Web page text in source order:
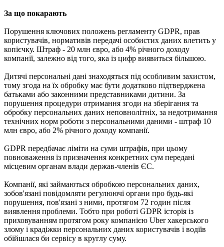
За що покарають
Порушення ключових положень регламенту GDPR, прав
користувачів, нормативів передачі особистих даних влетить у
копієчку. Штраф - 20 млн євро, або 4% річного доходу
компанії, залежно від того, яка із цифр виявиться більшою.
Дитячі персональні дані знаходяться під особливим захистом,
тому згода на їх обробку має бути додатково підтверджена
батьками або законними представниками дитини. За
порушення процедури отримання згоди на зберігання та
обробку персональних даних неповнолітніх, за недотримання
технічних норм роботи з персональними даними - штраф 10
млн євро, або 2% річного доходу компанії.
GDPR передбачає ліміти на суми штрафів, при цьому
повноваження із призначення конкретних сум передані
місцевим органам влади держав-членів ЄС.
Компанії, які займаються обробкою персональних даних,
зобов'язані повідомляти регулюючі органи про будь-які
порушення, пов'язані з ними, протягом 72 годин після
виявлення проблеми. Тобто при роботі GDPR історія із
приховуванням протягом року компанією Uber хакерського
злому і крадіжки персональних даних користувачів і водіїв
обійшлася би сервісу в круглу суму.